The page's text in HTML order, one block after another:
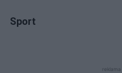
Sport
reklama